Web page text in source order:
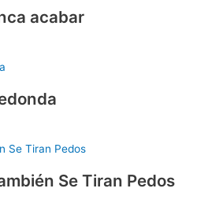
acabar
Se Tiran Pedos